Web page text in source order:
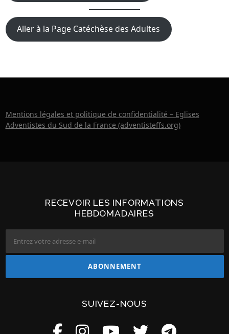
Aller à la Page Catéchèse des Adultes
Mentions légales et politique de confidentialité – Eglises
Adventistes du Sud de la France (adventisteffs.org)
RECEVOIR LES INFORMATIONS
HEBDOMADAIRES
SUIVEZ-NOUS